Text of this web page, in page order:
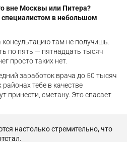
вне Москвы или Питера?
в небольшом
консультацию там не получишь.
по пять — пятнадцать тысяч
просто таких нет.
заработок врача до 50 тысяч
тебе в качестве
принести, сметану. Это спасает
настолько стремительно, что